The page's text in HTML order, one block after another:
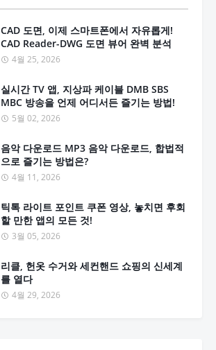
CAD 도면, 이제 스마트폰에서 자유롭게!
CAD Reader-DWG 도면 뷰어 완벽 분석
4월 25, 2026
실시간 TV 앱, 지상파 케이블 DMB SBS
MBC 방송을 언제 어디서든 즐기는 방법!
5월 02, 2026
음악 다운로드 MP3 음악 다운로드, 합법적
으로 즐기는 방법은?
4월 11, 2026
틱톡 라이트 포인트 쿠폰 영상, 놓치면 후회
할 만한 앱의 모든 것!
3월 05, 2026
리클, 헌옷 수거와 세컨핸드 쇼핑의 신세계
를 열다
4월 29, 2026